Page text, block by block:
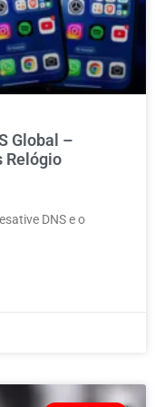
Global –
Relógio
DNS e o